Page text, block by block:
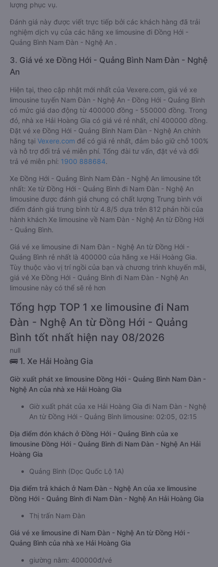
lượng phục vụ.
Đánh giá này được viết trực tiếp bởi các khách hàng đã trải
nghiệm dịch vụ của các hãng xe limousine đi Đồng Hới -
Quảng Bình Nam Đàn - Nghệ An .
3. Giá vé xe Đồng Hới - Quảng Bình Nam Đàn - Nghệ
An
Hiện tại, theo cập nhật mới nhất của Vexere.com, giá vé xe
limousine tuyến Nam Đàn - Nghệ An - Đồng Hới - Quảng Bình
có mức giá dao động từ 400000 đồng - 550000 đồng. Trong
đó, nhà xe Hải Hoàng Gia có giá vé rẻ nhất, chỉ 400000 đồng.
Đặt vé xe Đồng Hới - Quảng Bình Nam Đàn - Nghệ An chính
hãng tại Vexere.com để có giá rẻ nhất, đảm bảo giữ chỗ 100%
và hỗ trợ đổi trả vé miễn phí. Tổng đài tư vấn, đặt vé và đổi
trả vé miễn phí: 1900 888684.
Xe Đồng Hới - Quảng Bình Nam Đàn - Nghệ An limousine tốt
nhất: Xe từ Đồng Hới - Quảng Bình đi Nam Đàn - Nghệ An
limousine được đánh giá chung có chất lượng Trung bình với
điểm đánh giá trung bình từ 4.8/5 dựa trên 812 phản hồi của
hành khách Xe limousine về Nam Đàn - Nghệ An từ Đồng Hới
- Quảng Bình.
Giá vé xe limousine đi Nam Đàn - Nghệ An từ Đồng Hới -
Quảng Bình rẻ nhất là 400000 của hãng xe Hải Hoàng Gia.
Tùy thuộc vào vị trí ngồi của bạn và chương trình khuyến mãi,
giá vé Xe Đồng Hới - Quảng Bình đi Nam Đàn - Nghệ An
limousine này có thể sẽ rẻ hơn
Tổng hợp TOP 1 xe limousine đi Nam
Đàn - Nghệ An từ Đồng Hới - Quảng
Bình tốt nhất hiện nay 08/2026
null
🚌 1. Xe Hải Hoàng Gia
Giờ xuất phát xe limousine Đồng Hới - Quảng Bình Nam Đàn -
Nghệ An của nhà xe Hải Hoàng Gia
Giờ xuất phát của xe Hải Hoàng Gia đi Nam Đàn - Nghệ
An từ Đồng Hới - Quảng Bình limousine: 02:05, 02:15
Địa điểm đón khách ở Đồng Hới - Quảng Bình của xe
limousine Đồng Hới - Quảng Bình đi Nam Đàn - Nghệ An Hải
Hoàng Gia
Quảng Bình (Dọc Quốc Lộ 1A)
Địa điểm trả khách ở Nam Đàn - Nghệ An của xe limousine
Đồng Hới - Quảng Bình đi Nam Đàn - Nghệ An Hải Hoàng Gia
Thị trấn Nam Đàn
Giá vé xe limousine đi Nam Đàn - Nghệ An từ Đồng Hới -
Quảng Bình của nhà xe Hải Hoàng Gia
giường nằm: 400000đ/vé